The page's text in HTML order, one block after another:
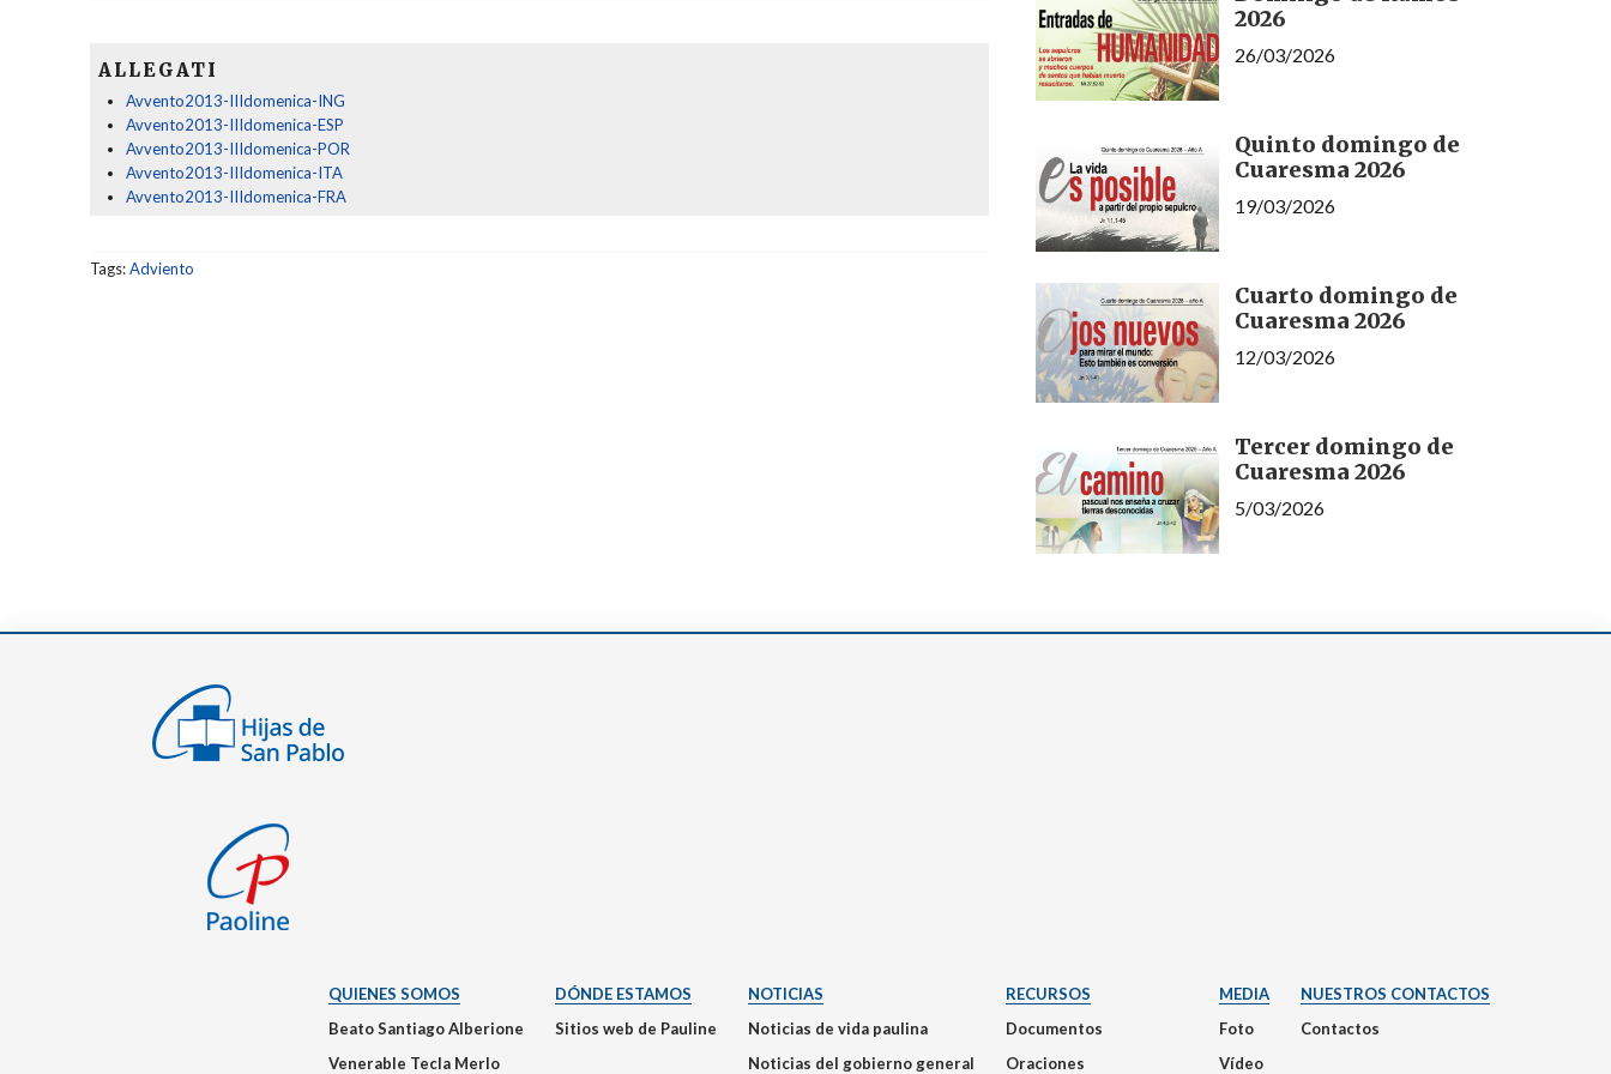
ALLEGATI
Avvento2013-IIIdomenica-ING
Avvento2013-IIIdomenica-ESP
Avvento2013-IIIdomenica-POR
Avvento2013-IIIdomenica-ITA
Avvento2013-IIIdomenica-FRA
Tags:Adviento
2026
26/03/2026
Quinto domingo de
Cuaresma 2026
19/03/2026
Cuarto domingo de
Cuaresma 2026
12/03/2026
Tercer domingo de
Cuaresma 2026
5/03/2026
QUIENES SOMOS
Beato Santiago Alberione
Venerable Tecla Merlo
DÓNDE ESTAMOS
Sitios web de Pauline
NOTICIAS
Noticias de vida paulina
Noticias del gobierno general
RECURSOS
Documentos
Oraciones
MEDIA
Foto
Vídeo
NUESTROS CONTACTOS
Contactos